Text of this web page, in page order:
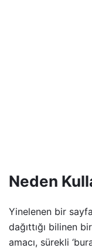
Neden
Yinelenen bir
dağıttığı bilinen
amacı, sürekli